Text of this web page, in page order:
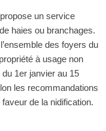
un service
haies ou branchages.
des foyers du
à usage non
1er janvier au 15
les recommandations
de la nidification.